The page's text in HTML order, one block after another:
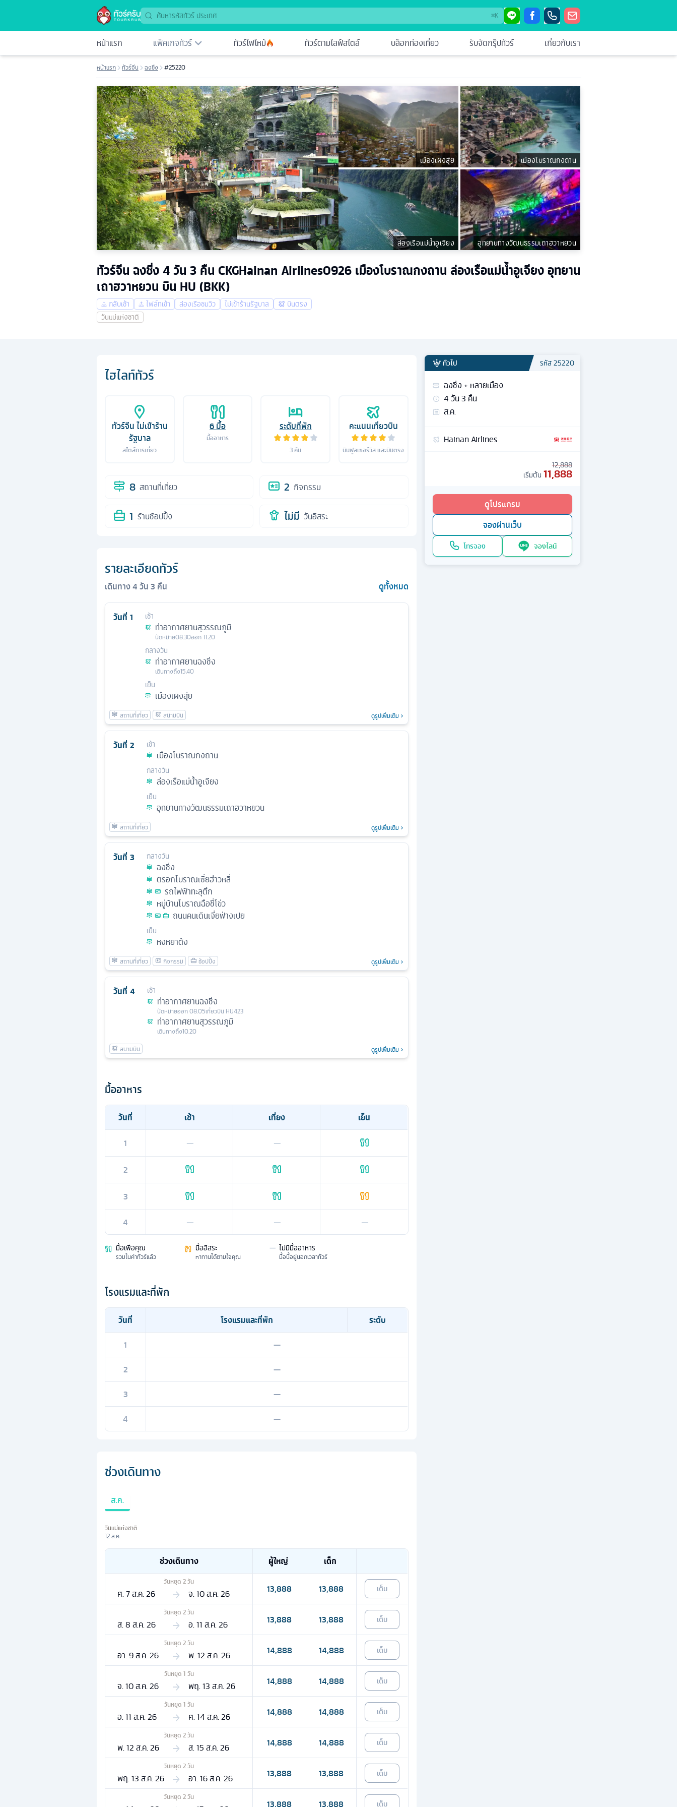
⌘K
หน้าแรก แพ็คเกจทัวร์ ทัวร์ไฟไหม้ ทัวร์ตามไลฟ์สไตล์ บล็อกท่องเที่ยว รับจัดกรุ๊ปทัวร์ เกี่ยวกับเรา
หน้าแรก ทัวร์จีน ฉงชิ่ง #25220
เมืองเผิงสุ่ย เมืองโบราณกงถาน
ล่องเรือแม่น้ำอูเจียง อุทยานทางวัฒนธรรมเถาฮวาหยวน
ทัวร์จีน ฉงชิ่ง 4 วัน 3 คืน CKGHainan Airlines0926 เมืองโบราณกงถาน ล่องเรือแม่น้ำอูเจียง อุทยาน
เถาฮวาหยวน บิน HU (BKK)
กลับเช้า ไฟล์ทเช้า ล่องเรือชมวิว ไม่เข้าร้านรัฐบาล
บินตรง
วันแม่แห่งชาติ
ไฮไลท์ทัวร์
ทัวร์จีน ไม่เข้าร้าน
รัฐบาล
สไตล์การเที่ยว
6มื้อ
มื้ออาหาร
ระดับที่พัก
3 คืน
คะแนนเที่ยวบิน
บินฟูลเซอร์วิส และบินตรง
8 สถานที่เที่ยว 2 กิจกรรม
1 ร้านช้อปปิ้ง ไม่มี วันอิสระ
รายละเอียดทัวร์
เดินทาง4วัน3 คืน ดูทั้งหมด
วันที่ 1 เช้า
ท่าอากาศยานสุวรรณภูมิ
นัดหมาย08.30ออก11.20
กลางวัน
ท่าอากาศยานฉงชิ่ง
เดินทางถึง15.40
เย็น
เมืองเผิงสุ่ย
ดูรูปเพิ่มเติม
วันที่ 2 เช้า
เมืองโบราณกงถาน
กลางวัน
ล่องเรือแม่น้ำอูเจียง
เย็น
อุทยานทางวัฒนธรรมเถาฮวาหยวน
ดูรูปเพิ่มเติม
วันที่ 3 กลางวัน
ฉงชิ่ง
ตรอกโบราณเซี่ยฮ่าวหลี่
รถไฟฟ้าทะลุตึก
หมู่บ้านโบราณฉือชี่โข่ว
ถนนคนเดินเจี่ยฟ่างเปย
เย็น
หงหยาต้ง
ดูรูปเพิ่มเติม
วันที่ 4 เช้า
ท่าอากาศยานฉงชิ่ง
นัดหมายออก08.05เที่ยวบิน HU423
ท่าอากาศยานสุวรรณภูมิ
เดินทางถึง10.20
ดูรูปเพิ่มเติม
มื้ออาหาร
วันที่ เช้า เที่ยง
เย็น
1
— —
2
3
4
— — —
มื้อเพื่อคุณ
รวมในค่าทัวร์แล้ว
มื้ออิสระ
หาทานได้ตามใจคุณ
— ไม่มีมื้ออาหาร
มื้อนี้อยู่นอกเวลาทัวร์
โรงแรมและที่พัก
วันที่ โรงแรมและที่พัก
ระดับ
1
—
2
—
3
—
4
—
ช่วงเดินทาง
ส.ค.
วันแม่แห่งชาติ
12 ส.ค.
ช่วงเดินทาง ผู้ใหญ่ เด็ก
วันหยุด 2วัน
ศ. 7 ส.ค. 26 จ. 10 ส.ค. 26 13,888 13,888 เต็ม
วันหยุด 2วัน
ส. 8 ส.ค. 26 อ. 11 ส.ค. 26 13,888 13,888 เต็ม
วันหยุด 2วัน
อา. 9 ส.ค. 26 พ. 12 ส.ค. 26 14,888 14,888 เต็ม
วันหยุด 1 วัน
จ. 10 ส.ค. 26 พฤ. 13 ส.ค. 26 14,888 14,888 เต็ม
วันหยุด 1 วัน
อ. 11 ส.ค. 26 ศ. 14 ส.ค. 26 14,888 14,888 เต็ม
วันหยุด 2วัน
พ. 12 ส.ค. 26 ส. 15 ส.ค. 26 14,888 14,888 เต็ม
วันหยุด 2วัน
พฤ. 13 ส.ค. 26 อา. 16 ส.ค. 26 13,888 13,888 เต็ม
วันหยุด 2วัน
13,888 13,888 เต็ม
ทั่วไป รหัส25220
ฉงชิ่ง + หลายเมือง
4วัน3 คืน
ส.ค.
Hainan Airlines
12,888
เริ่มต้น 11,888
ดูโปรแกรม
จองผ่านเว็บ
โทรจอง จองไลน์